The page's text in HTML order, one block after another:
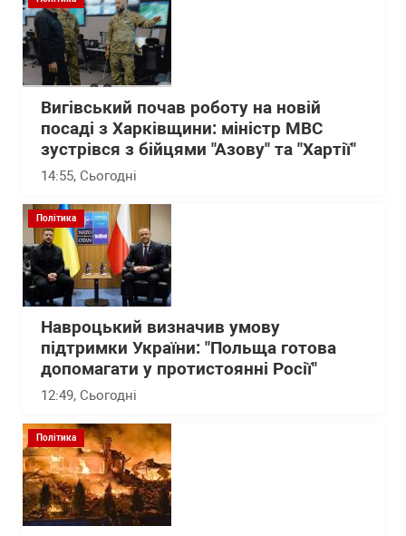
Вигівський почав роботу на новій
посаді з Харківщини: міністр МВС
зустрівся з бійцями "Азову" та "Хартії"
14:55, Сьогодні
Політика
Навроцький визначив умову
підтримки України: "Польща готова
допомагати у протистоянні Росії"
12:49, Сьогодні
Політика